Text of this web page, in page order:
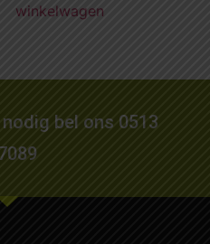
winkelwagen
bel ons 0513